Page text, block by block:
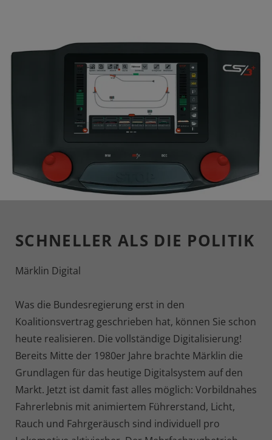
SCHNELLER ALS DIE POLITIK
Märklin Digital
Was die Bundesregierung erst in den
Koalitionsvertrag geschrieben hat, können Sie schon
heute realisieren. Die vollständige Digitalisierung!
Bereits Mitte der 1980er Jahre brachte Märklin die
Grundlagen für das heutige Digitalsystem auf den
Markt. Jetzt ist damit fast alles möglich: Vorbildnahes
Fahrerlebnis mit animiertem Führerstand, Licht,
Rauch und Fahrgeräusch sind individuell pro